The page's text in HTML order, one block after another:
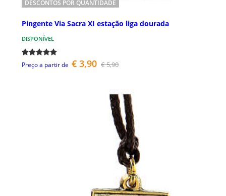
DESCONTOS POR QUANTIDADE
Pingente Via Sacra XI estação liga dourada
DISPONÍVEL
Preço a partir de € 3,90 € 5,90